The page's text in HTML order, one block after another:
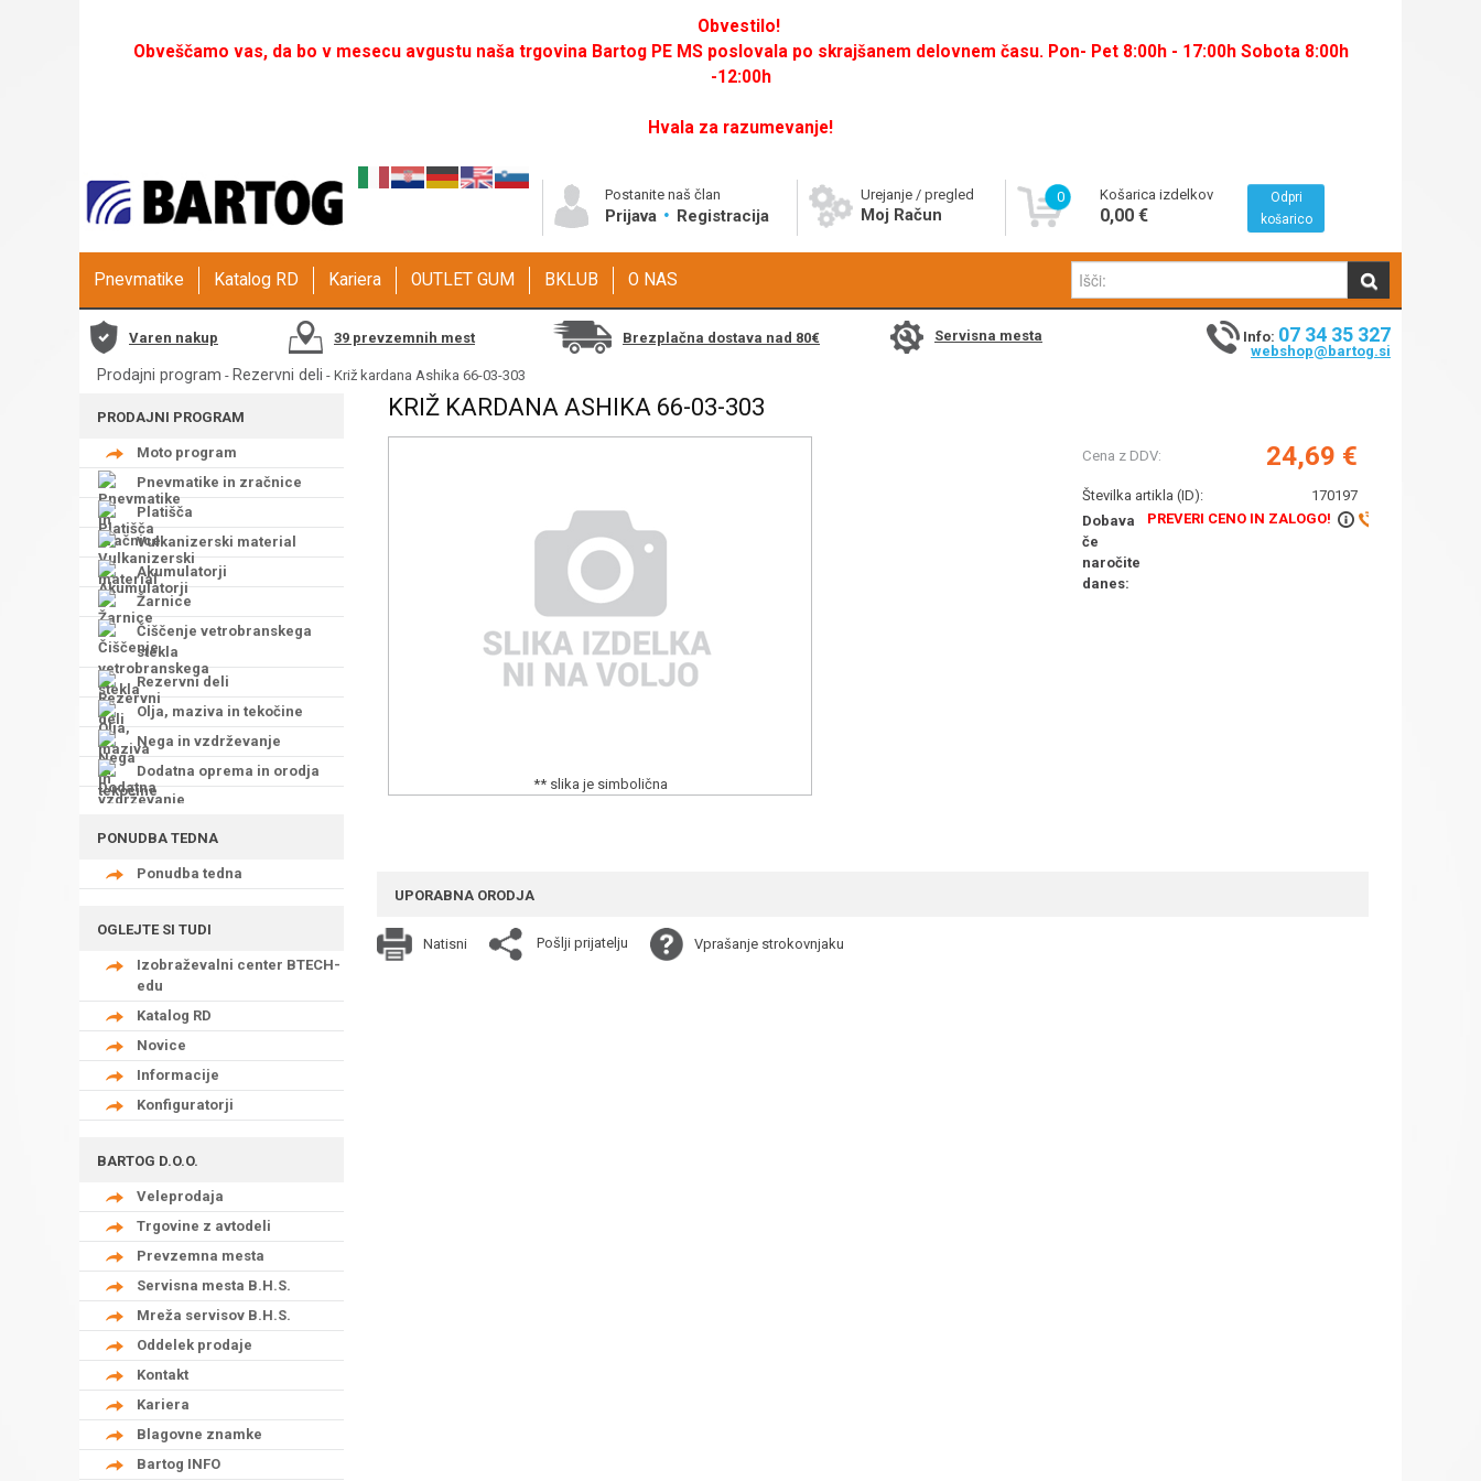
Obvestilo!
Obveščamo vas, da bo v mesecu avgustu naša trgovina Bartog PE MS poslovala po skrajšanem delovnem času. Pon- Pet 8:00h - 17:00h Sobota 8:00h
-12:00h
Hvala za razumevanje!
Postanite naš član
Prijava Registracija
Urejanje / pregled
Moj Račun
0 Košarica izdelkov
0,00 €
Odpri
košarico
Pnevmatike Katalog RD Kariera OUTLET GUM BKLUB O NAS
Varen nakup 39 prevzemnih mest Brezplačna dostava nad 80€ Servisna mesta Info: 07 34 35 327
webshop@bartog.si
Prodajni program - Rezervni deli - Križ kardana Ashika 66-03-303
PRODAJNI PROGRAM
Moto program
Pnevmatike in zračnice
Platišča
Vulkanizerski material
Akumulatorji
Žarnice
Čiščenje vetrobranskega
stekla
Rezervni deli
Olja, maziva in tekočine
Nega in vzdrževanje
Dodatna oprema in orodja
PONUDBA TEDNA
Ponudba tedna
OGLEJTE SI TUDI
Izobraževalni center BTECH-
edu
Katalog RD
Novice
Informacije
Konfiguratorji
BARTOG D.O.O.
Veleprodaja
Trgovine z avtodeli
Prevzemna mesta
Servisna mesta B.H.S.
Mreža servisov B.H.S.
Oddelek prodaje
Kontakt
Kariera
Blagovne znamke
Bartog INFO
KRIŽ KARDANA ASHIKA 66-03-303
** slika je simbolična
Cena z DDV: 24,69 €
Številka artikla (ID):
170197
Dobava
če
naročite
danes:
PREVERI CENO IN ZALOGO!
UPORABNA ORODJA
Natisni Pošlji prijatelju Vprašanje strokovnjaku